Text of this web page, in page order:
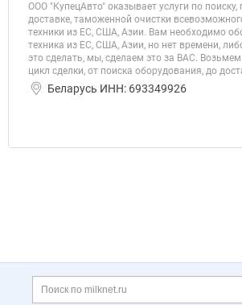
ООО "КупецАвто" оказывает услуги по поиску,
доставке, таможенной очистки
техники из ЕС, США, Азии. Вам необходимо
техника из ЕС, США, Азии, но нет времени,
это сделать, мы, сделаем это за ВАС.
цикл сделки, от поиска оборудования, до
Беларусь ИНН: 693349926
Дополнительная
Поиск